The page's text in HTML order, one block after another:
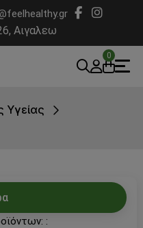
Αιγαλεω
0
Υγείας
: